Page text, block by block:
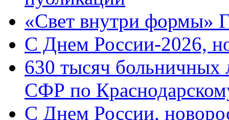
«Свет внутри формы»
C Днем России-2026,
630 тысяч больничных
СФР по
C Днем России,